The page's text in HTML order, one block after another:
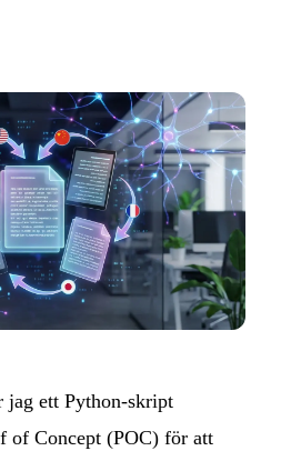
jag ett Python-skript
of Concept (POC) för att